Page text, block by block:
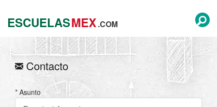
ESCUELASMEX.COM
Contacto
* Asunto